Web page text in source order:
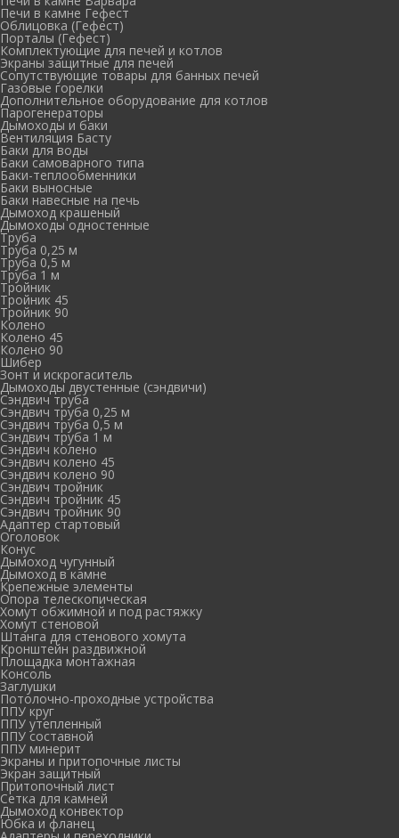
Печи в камне Гефест
Облицовка (Гефест)
Порталы (Гефест)
Комплектующие для печей и котлов
Экраны защитные для печей
Сопутствующие товары для банных печей
Газовые горелки
Дополнительное оборудование для котлов
Парогенераторы
Дымоходы и баки
Вентиляция Басту
Баки для воды
Баки самоварного типа
Баки-теплообменники
Баки выносные
Баки навесные на печь
Дымоход крашеный
Дымоходы одностенные
Труба
Труба 0,25 м
Труба 0,5 м
Труба 1 м
Тройник
Тройник 45
Тройник 90
Колено
Колено 45
Колено 90
Шибер
Зонт и искрогаситель
Дымоходы двустенные (сэндвичи)
Сэндвич труба
Сэндвич труба 0,25 м
Сэндвич труба 0,5 м
Сэндвич труба 1 м
Сэндвич колено
Сэндвич колено 45
Сэндвич колено 90
Сэндвич тройник
Сэндвич тройник 45
Сэндвич тройник 90
Адаптер стартовый
Оголовок
Конус
Дымоход чугунный
Дымоход в камне
Крепежные элементы
Опора телескопическая
Хомут обжимной и под растяжку
Хомут стеновой
Штанга для стенового хомута
Кронштейн раздвижной
Площадка монтажная
Консоль
Заглушки
Потолочно-проходные устройства
ППУ круг
ППУ утепленный
ППУ составной
ППУ минерит
Экраны и притопочные листы
Экран защитный
Притопочный лист
Сетка для камней
Дымоход конвектор
Юбка и фланец